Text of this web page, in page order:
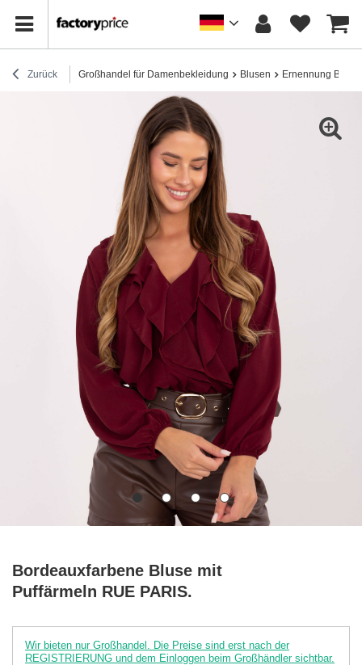
Zurück Großhandel für Damenbekleidung Blusen Ernennung
Bordeauxfarbene Bluse mit
Puffärmeln RUE PARIS.
Wir bieten nur Großhandel. Die Preise sind erst nach der
REGISTRIERUNG und dem Einloggen beim Großhändler sichtbar.